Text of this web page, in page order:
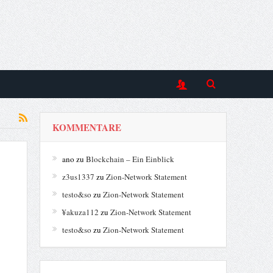
KOMMENTARE
ano zu Blockchain – Ein Einblick
z3us1337 zu Zion-Network Statement
testo&so zu Zion-Network Statement
¥akuza112 zu Zion-Network Statement
testo&so zu Zion-Network Statement